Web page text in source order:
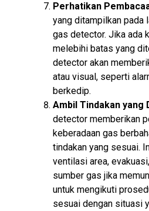
Perhatikan
yang ditampilkan pada
gas detector. Jika ada
melebihi batas yang
detector akan
atau visual, seperti
berkedip.
Ambil Tindakan yang
detector memberikan
keberadaan gas
tindakan yang sesuai.
ventilasi area,
sumber gas jika
untuk mengikuti
sesuai dengan situasi